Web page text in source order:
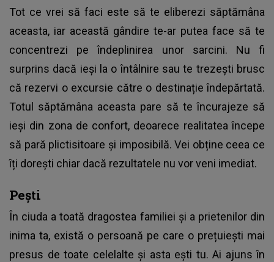
Tot ce vrei să faci este să te eliberezi săptămâna
aceasta, iar această gândire te-ar putea face să te
concentrezi pe îndeplinirea unor sarcini. Nu fi
surprins dacă ieși la o întâlnire sau te trezești brusc
că rezervi o excursie către o destinație îndepărtată.
Totul săptămâna aceasta pare să te încurajeze să
ieși din zona de confort, deoarece realitatea începe
să pară plictisitoare și imposibilă. Vei obține ceea ce
îți dorești chiar dacă rezultatele nu vor veni imediat.
Pești
În ciuda a toată dragostea familiei și a prietenilor din
inima ta, există o persoană pe care o prețuiești mai
presus de toate celelalte și asta ești tu. Ai ajuns în